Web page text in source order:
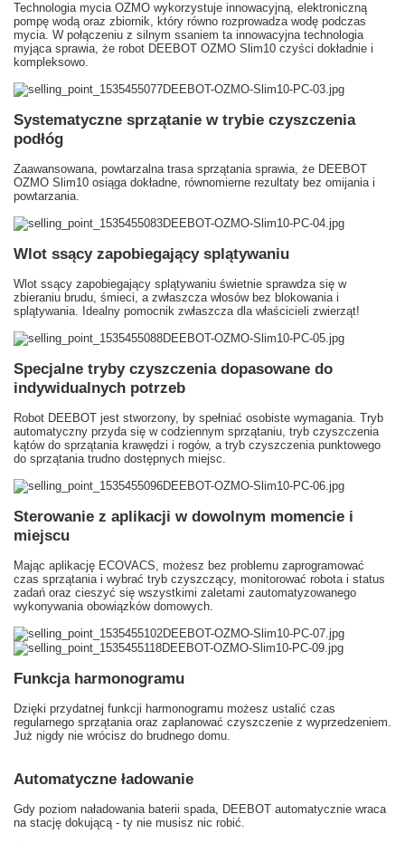
Technologia mycia OZMO wykorzystuje innowacyjną, elektroniczną
pompę wodą oraz zbiornik, który równo rozprowadza wodę podczas
mycia. W połączeniu z silnym ssaniem ta innowacyjna technologia
myjąca sprawia, że robot DEEBOT OZMO Slim10 czyści dokładnie i
kompleksowo.
Systematyczne sprzątanie w trybie czyszczenia
podłóg
Zaawansowana, powtarzalna trasa sprzątania sprawia, że DEEBOT
OZMO Slim10 osiąga dokładne, równomierne rezultaty bez omijania i
powtarzania.
Wlot ssący zapobiegający splątywaniu
Wlot ssący zapobiegający splątywaniu świetnie sprawdza się w
zbieraniu brudu, śmieci, a zwłaszcza włosów bez blokowania i
splątywania. Idealny pomocnik zwłaszcza dla właścicieli zwierząt!
Specjalne tryby czyszczenia dopasowane do
indywidualnych potrzeb
Robot DEEBOT jest stworzony, by spełniać osobiste wymagania. Tryb
automatyczny przyda się w codziennym sprzątaniu, tryb czyszczenia
kątów do sprzątania krawędzi i rogów, a tryb czyszczenia punktowego
do sprzątania trudno dostępnych miejsc.
Sterowanie z aplikacji w dowolnym momencie i
miejscu
Mając aplikację ECOVACS, możesz bez problemu zaprogramować
czas sprzątania i wybrać tryb czyszczący, monitorować robota i status
zadań oraz cieszyć się wszystkimi zaletami zautomatyzowanego
wykonywania obowiązków domowych.
Funkcja harmonogramu
Dzięki przydatnej funkcji harmonogramu możesz ustalić czas
regularnego sprzątania oraz zaplanować czyszczenie z wyprzedzeniem.
Już nigdy nie wrócisz do brudnego domu.
Automatyczne ładowanie
Gdy poziom naładowania baterii spada, DEEBOT automatycznie wraca
na stację dokującą - ty nie musisz nic robić.